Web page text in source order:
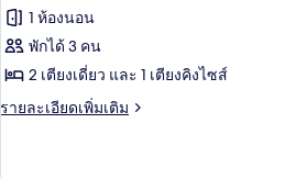
ของ
อ
พาร์
ท
1 ห้องนอน
พักได้ 3 คน
2 เตียงเดี่ยว และ 1 เตียงคิงไซส์
รายละเอียดเพิ่มเติม
ราย